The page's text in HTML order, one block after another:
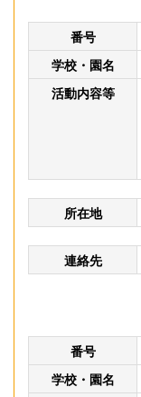
番号
学校・園名
活動内容等
所在地
連絡先
番号
学校・園名